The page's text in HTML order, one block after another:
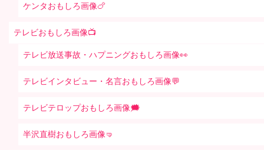
ケンタおもしろ画像🍗
テレビおもしろ画像📺
テレビ放送事故・ハプニングおもしろ画像👀
テレビインタビュー・名言おもしろ画像💬
テレビテロップおもしろ画像🗯
半沢直樹おもしろ画像🤜